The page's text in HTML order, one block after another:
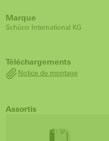
Marque
Schüco International KG
Téléchargements
Notice de montage
Assortis